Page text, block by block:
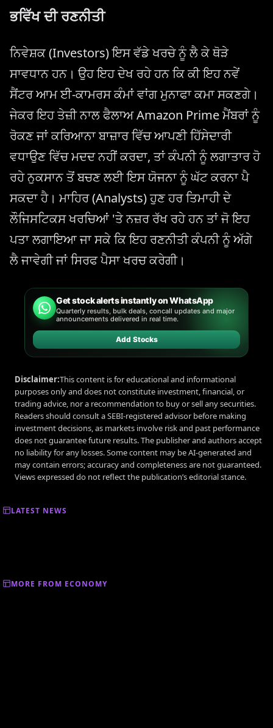
ਭਵਿੱਖ ਦੀ ਰਣਨੀਤੀ
ਨਿਵੇਸ਼ਕ (Investors) ਇਸ ਵੱਡੇ ਖਰਚੇ ਨੂੰ ਲੈ ਕੇ ਥੋੜੇ
ਸਾਵਧਾਨ ਹਨ। ਉਹ ਇਹ ਦੇਖ ਰਹੇ ਹਨ ਕਿ ਕੀ ਇਹ ਨਵੇਂ
ਸੈਂਟਰ ਆਮ ਈ-ਕਾਮਰਸ ਕੰਮਾਂ ਵਾਂਗ ਮੁਨਾਫਾ ਕਮਾ ਸਕਣਗੇ।
ਜੇਕਰ ਇਹ ਤੇਜ਼ੀ ਨਾਲ ਫੈਲਾਅ Amazon Prime ਮੈਂਬਰਾਂ ਨੂੰ
ਰੋਕਣ ਜਾਂ ਕਰਿਆਨਾ ਬਾਜ਼ਾਰ ਵਿੱਚ ਆਪਣੀ ਹਿੱਸੇਦਾਰੀ
ਵਧਾਉਣ ਵਿੱਚ ਮਦਦ ਨਹੀਂ ਕਰਦਾ, ਤਾਂ ਕੰਪਨੀ ਨੂੰ ਲਗਾਤਾਰ ਹੋ
ਰਹੇ ਨੁਕਸਾਨ ਤੋਂ ਬਚਣ ਲਈ ਇਸ ਯੋਜਨਾ ਨੂੰ ਘੱਟ ਕਰਨਾ ਪੈ
ਸਕਦਾ ਹੈ। ਮਾਹਿਰ (Analysts) ਹੁਣ ਹਰ ਤਿਮਾਹੀ ਦੇ
ਲੌਜਿਸਟਿਕਸ ਖਰਚਿਆਂ 'ਤੇ ਨਜ਼ਰ ਰੱਖ ਰਹੇ ਹਨ ਤਾਂ ਜੋ ਇਹ
ਪਤਾ ਲਗਾਇਆ ਜਾ ਸਕੇ ਕਿ ਇਹ ਰਣਨੀਤੀ ਕੰਪਨੀ ਨੂੰ ਅੱਗੇ
ਲੈ ਜਾਵੇਗੀ ਜਾਂ ਸਿਰਫ ਪੈਸਾ ਖਰਚ ਕਰੇਗੀ।
Get stock alerts instantly on WhatsApp
Quarterly results, bulk deals, concall updates and major
announcements delivered in real time.
Add Stocks
Disclaimer:This content is for educational and informational
purposes only and does not constitute investment, financial, or
trading advice, nor a recommendation to buy or sell any securities.
Readers should consult a SEBI-registered advisor before making
investment decisions, as markets involve risk and past performance
does not guarantee future results. The publisher and authors accept
no liability for any losses. Some content may be AI-generated and
may contain errors; accuracy and completeness are not guaranteed.
Views expressed do not reflect the publication’s editorial stance.
LATEST NEWS
MORE FROM ECONOMY